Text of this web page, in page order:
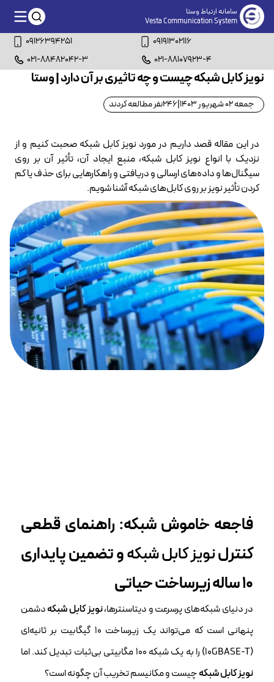
سامانه ارتباط وستا
Vesta Communication System
09126394251
09191302116
021-88482042-3
021-88107923-4
نویز کابل شبکه چیست و چه تاثیری بر آن دارد | وستا
جمعه 02 شهریور 1403 246نفر مطالعه کردند
در این مقاله قصد داریم در مورد نویز کابل شبکه صحبت کنیم و از
نزدیک با انواع نویز کابل شبکه، منبع ایجاد آن، تأثیر آن بر روی
سیگنال‌ها و داده‌های ارسالی و دریافتی و راهکارهایی برای حذف یا کم
کردن تأثیر نویز بر روی کابل‌های شبکه آشنا شویم.
فاجعه خاموش شبکه: راهنمای قطعی
کنترلنویز کابل شبکهو تضمین پایداری
۱۰ ساله زیرساخت حیاتی
در دنیای شبکه‌های پرسرعت و دیتاسنترها،نویز کابل شبکهدشمن
پنهانی است که می‌تواند یک زیرساخت ۱۰ گیگابیت بر ثانیه‌ای
(10GBASE-T) را به یک شبکه ۱۰۰ مگابیتی بی‌ثبات تبدیل کند. اما
نویز کابل شبکهچیست و مکانیسم تخریب آن چگونه است؟